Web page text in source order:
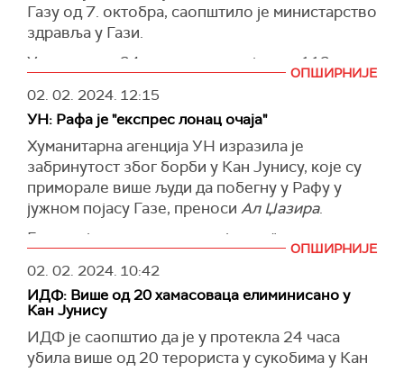
У данима од напада, САД су појачале одбрану
око базе, у којој је смештено око 350
америчких војника која се налази у близини
демилитаризоване зоне на граници између
Јордана и Сирије. Ирачка граница је удаљена
свега 10 километара.
(Reuters
Газу од 7. октобра, саопштило је министарство
здравља у Гази.
У последња 24 сата погинуло је око 112
Палестинаца, а 148 је повређено, додало је
министарство.
Reuters
ОПШИРНИЈЕ
02. 02. 2024. 12:15
УН: Рафа је "експрес лонац очаја"
Хуманитарна агенција УН изразила је
забринутост због борби у Кан Јунису, које су
приморале више људи да побегну у Рафу у
јужном појасу Газе, преноси Ал Џазира.
Град на југу енклаве описује као "експрес
"Ескалација непријатељстава у Кан Јунису
резултирала је повећањем броја интерно
расељених који траже уточиште у Рафи
последњих дана“, рекао је Јенс Лерке,
ОПШИРНИЈЕ
02. 02. 2024. 10:42
ИДФ: Више од 20 хамасоваца елиминисано у
Кан Јунису
ИДФ је саопштио да је у протeкла 24 часа
убила више од 20 терориста у сукобима у Кан